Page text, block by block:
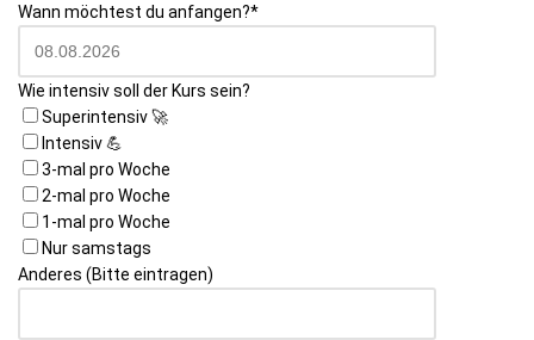
Wann möchtest du anfangen?*
Wie intensiv soll der Kurs sein?
Superintensiv 🚀
Intensiv 💪
3-mal pro Woche
2-mal pro Woche
1-mal pro Woche
Nur samstags
Anderes (Bitte eintragen)